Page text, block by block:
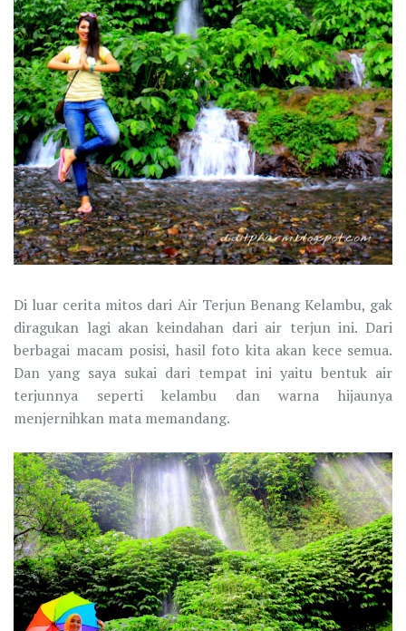
Di luar cerita mitos dari Air Terjun Benang Kelambu, gak
diragukan lagi akan keindahan dari air terjun ini. Dari
berbagai macam posisi, hasil foto kita akan kece semua.
Dan yang saya sukai dari tempat ini yaitu bentuk air
terjunnya seperti kelambu dan warna hijaunya
menjernihkan mata memandang.